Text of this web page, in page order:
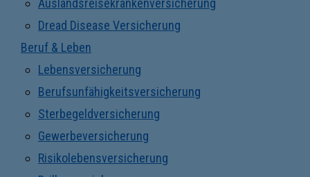
Auslandsreisekrankenversicherung
Dread Disease Versicherung
Beruf & Leben
Lebensversicherung
Berufsunfähigkeitsversicherung
Sterbegeldversicherung
Gewerbeversicherung
Risikolebensversicherung